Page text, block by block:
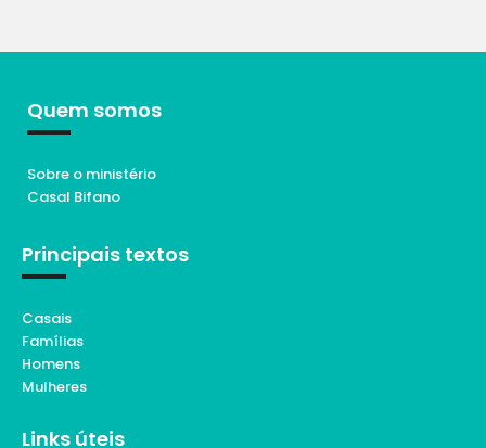
Quem somos
Sobre o ministério
Casal Bifano
Principais textos
Casais
Famílias
Homens
Mulheres
Links úteis